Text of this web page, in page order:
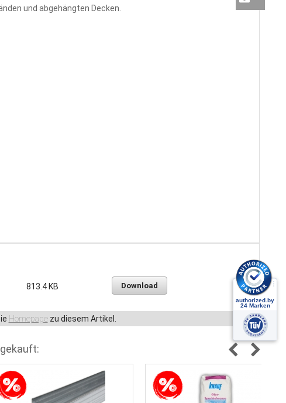
und abgehängten Decken.
813.4 KB Download
Homepagezu diesem Artikel.